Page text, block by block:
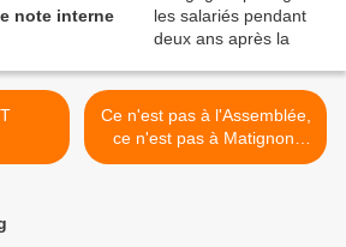
note interne
Ce n'est pas à l'Assemblée,
ce n'est pas à Matignon,
encore moins à l'Elysée que